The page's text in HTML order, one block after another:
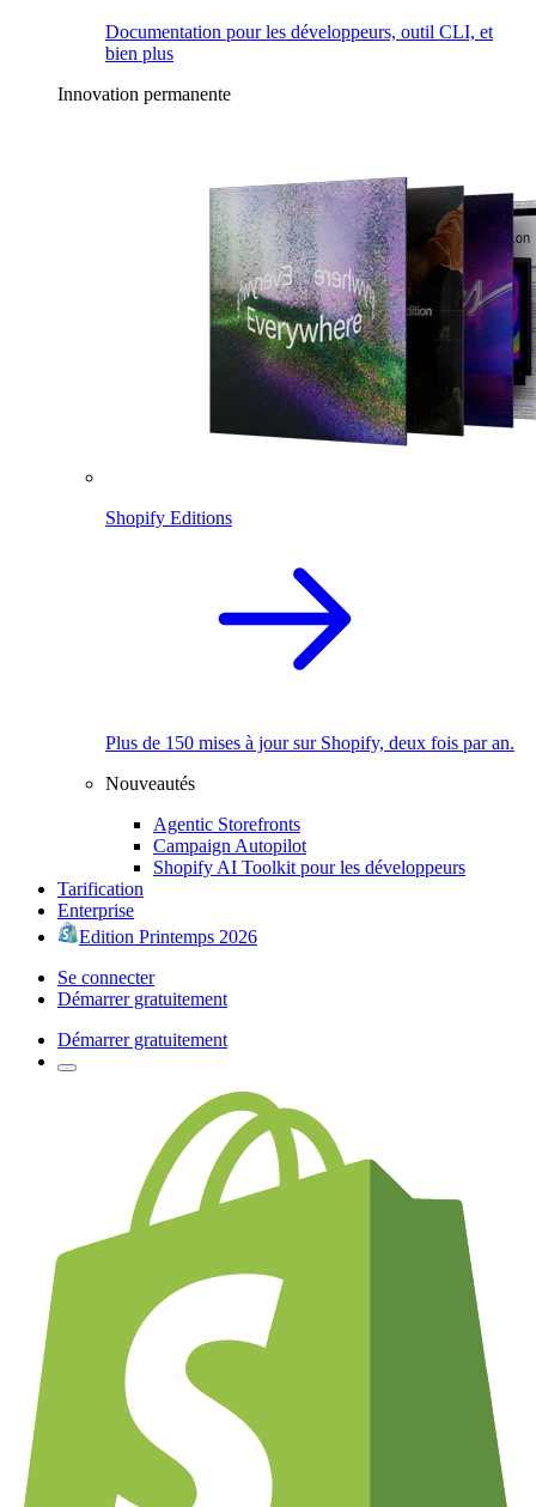
Documentation pour les développeurs, outil CLI, et
bien plus
Innovation permanente
Shopify Editions
Plus de 150 mises à jour sur Shopify, deux fois par an.
Nouveautés
Agentic Storefronts
Campaign Autopilot
Shopify AI Toolkit pour les développeurs
Tarification
Enterprise
Edition Printemps 2026
Se connecter
Démarrer gratuitement
Démarrer gratuitement